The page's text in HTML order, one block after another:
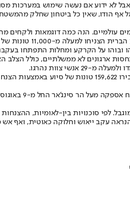
הודו, שאין כל ביטחון שחלק
עולמיים. הנה כמה דוגמאות ולקחים
מבצעי "מנה"
ובוהו על הקרקע ומחלות התפתחו
בוסניה, 1992-1995: בסרייבו שסועת המלחמה, 21
לפי סוכנויות בין-לאומיות,
עקב ייאוש וחלוקה כאוטית, ואף